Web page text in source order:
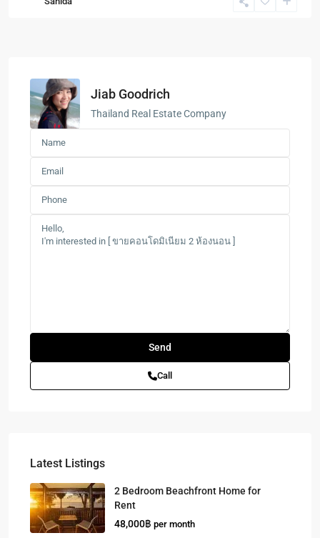
Jiab Goodrich
Thailand Real Estate Company
Call
Latest Listings
2 Bedroom Beachfront Home for
Rent
48,000฿ per month